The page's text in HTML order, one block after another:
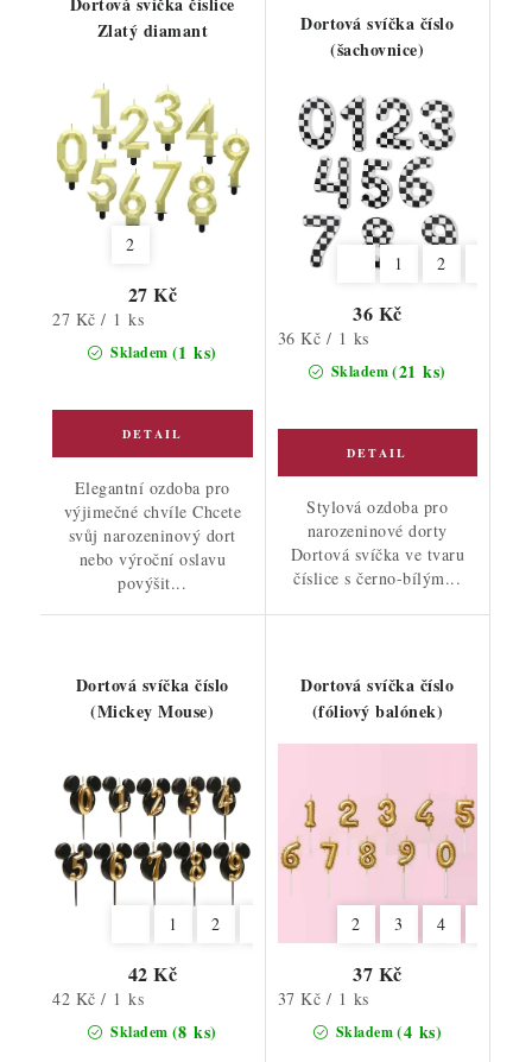
Zlatý diamant
2
Skladem (1 ks)
27 Kč
Měrná
27 Kč / 1 ks
Elegantní ozdoba pro
výjimečné chvíle Chcete
svůj narozeninový dort
nebo výroční oslavu
povýšit...
Dortová svíčka číslo
(šachovnice)
1 2
Skladem(21 ks)
36 Kč
Měrná
cena:
36 Kč / 1 ks
Stylová ozdoba pro
narozeninové dorty
Dortová svíčka ve tvaru
číslice s černo-bílým...
Dortová svíčka číslo
(Mickey Mouse)
1 2
Skladem (8 ks)
42 Kč
Měrná
42 Kč / 1 ks
Dortová svíčka číslo
(fóliový balónek)
2 3 4
Skladem(4 ks)
37 Kč
Měrná
37 Kč / 1 ks